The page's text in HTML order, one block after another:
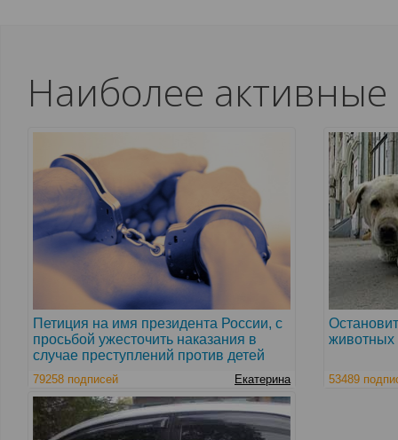
Наиболее
Петиция на имя президента России, с
просьбой ужесточить наказания в
случае преступлений против детей
79258 подписей Екатерина
животных
53489